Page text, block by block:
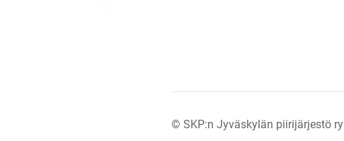
© SKP:n Jyväskylän piirijärjestö ry